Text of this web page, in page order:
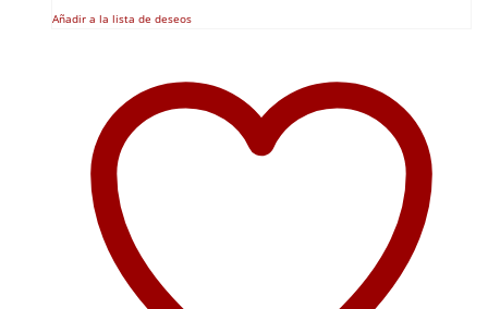
Añadir a la lista de deseos